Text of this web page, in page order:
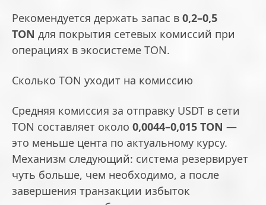
Рекомендуется держать запас в 0,2–0,5
TON для покрытия сетевых комиссий при
операциях в экосистеме TON.
Сколько TON уходит на комиссию
Средняя комиссия за отправку USDT в сети
TON составляет около 0,0044–0,015 TON —
это меньше цента по актуальному курсу.
Механизм следующий: система резервирует
чуть больше, чем необходимо, а после
завершения транзакции избыток